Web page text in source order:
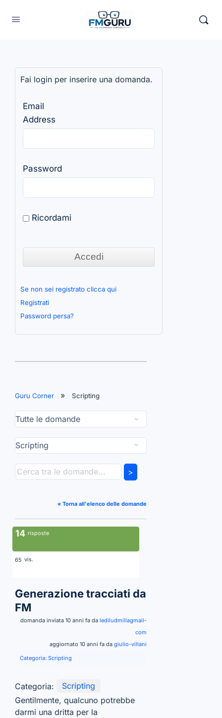
Fai login per inserire una domanda.
Email
Address
Password
Ricordami
Se non sei registrato clicca qui
Registrati
Password persa?
Guru Corner Scripting
>
« Torna all'elenco delle domande
14 risposte
65 vis.
Generazione tracciati da
FM
domanda inviata 10 anni fa da lediludmillagmail-
com
aggiornato 10 anni fa da giulio-villani
Categoria: Scripting
Categoria:
Scripting
Gentilmente, qualcuno potrebbe
darmi una dritta per la